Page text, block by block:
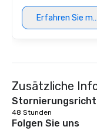
Erfahren Sie
Zusätzliche
48 Stunden
Folgen Sie uns